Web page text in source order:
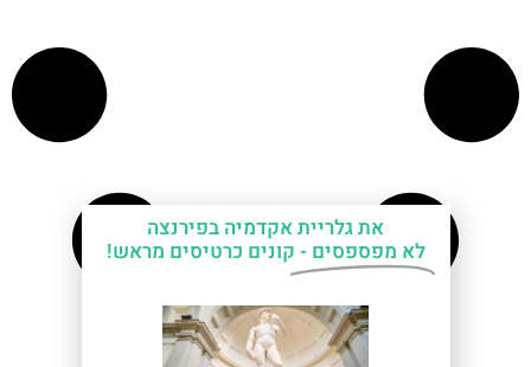
את גלריית אקדמיה בפירנצה
לא מפספסים - קונים כרטיסים מראש!